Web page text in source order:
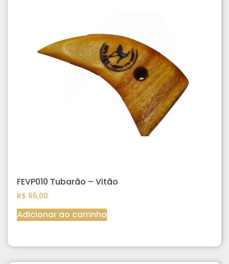
FEVP010 Tubarão – Vitão
R$ 65,00
Adicionar ao carrinho